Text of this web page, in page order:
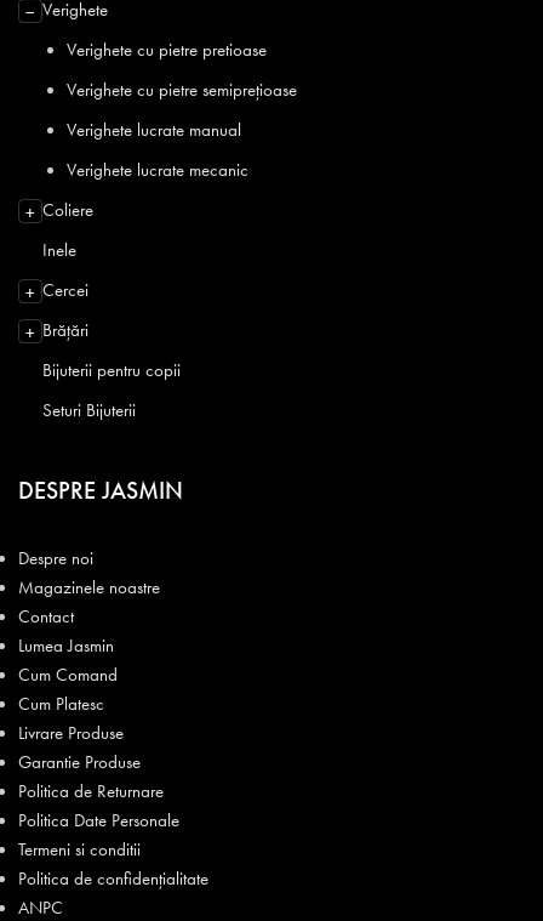
− Verighete
Verighete cu pietre pretioase
Verighete cu pietre semiprețioase
Verighete lucrate manual
Verighete lucrate mecanic
+ Coliere
Inele
+ Cercei
+ Brățări
Bijuterii pentru copii
Seturi Bijuterii
DESPRE JASMIN
Despre noi
Magazinele noastre
Contact
Lumea Jasmin
Cum Comand
Cum Platesc
Livrare Produse
Garantie Produse
Politica de Returnare
Politica Date Personale
Termeni si conditii
Politica de confidențialitate
ANPC